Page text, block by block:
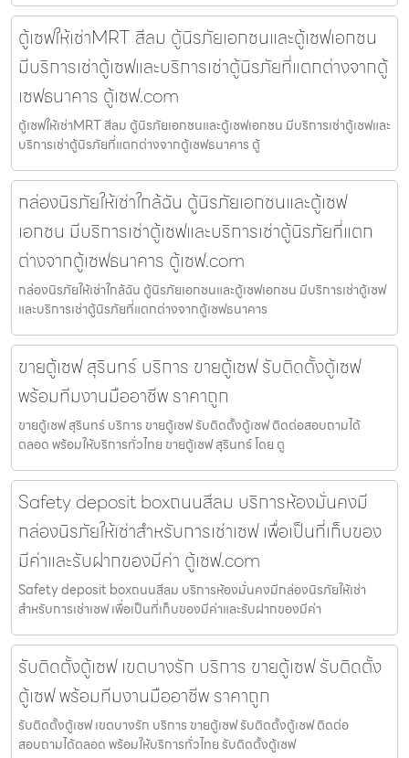
ตู้เซฟให้เช่าMRT สีลม ตู้นิรภัยเอกชนและตู้เซฟเอกชน
มีบริการเช่าตู้เซฟและบริการเช่าตู้นิรภัยที่แตกต่างจากตู้
เซฟธนาคาร ตู้เซฟ.com
ตู้เซฟให้เช่าMRT สีลม ตู้นิรภัยเอกชนและตู้เซฟเอกชน มีบริการเช่าตู้เซฟและ
บริการเช่าตู้นิรภัยที่แตกต่างจากตู้เซฟธนาคาร ตู้
กล่องนิรภัยให้เช่าใกล้ฉัน ตู้นิรภัยเอกชนและตู้เซฟ
เอกชน มีบริการเช่าตู้เซฟและบริการเช่าตู้นิรภัยที่แตก
ต่างจากตู้เซฟธนาคาร ตู้เซฟ.com
กล่องนิรภัยให้เช่าใกล้ฉัน ตู้นิรภัยเอกชนและตู้เซฟเอกชน มีบริการเช่าตู้เซฟ
และบริการเช่าตู้นิรภัยที่แตกต่างจากตู้เซฟธนาคาร
ขายตู้เซฟ สุรินทร์ บริการ ขายตู้เซฟ รับติดตั้งตู้เซฟ
พร้อมทีมงานมืออาชีพ ราคาถูก
ขายตู้เซฟ สุรินทร์ บริการ ขายตู้เซฟ รับติดตั้งตู้เซฟ ติดต่อสอบถามได้
ตลอด พร้อมให้บริการทั่วไทย ขายตู้เซฟ สุรินทร์ โดย ตู
Safety deposit boxถนนสีลม บริการห้องมั่นคงมี
กล่องนิรภัยให้เช่าสำหรับการเช่าเซฟ เพื่อเป็นที่เก็บของ
มีค่าและรับฝากของมีค่า ตู้เซฟ.com
Safety deposit boxถนนสีลม บริการห้องมั่นคงมีกล่องนิรภัยให้เช่า
สำหรับการเช่าเซฟ เพื่อเป็นที่เก็บของมีค่าและรับฝากของมีค่า
รับติดตั้งตู้เซฟ เขตบางรัก บริการ ขายตู้เซฟ รับติดตั้ง
ตู้เซฟ พร้อมทีมงานมืออาชีพ ราคาถูก
รับติดตั้งตู้เซฟ เขตบางรัก บริการ ขายตู้เซฟ รับติดตั้งตู้เซฟ ติดต่อ
สอบถามได้ตลอด พร้อมให้บริการทั่วไทย รับติดตั้งตู้เซฟ